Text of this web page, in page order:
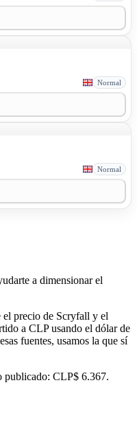
Normal
Normal
a dimensionar el
precio de Scryfall y el
a CLP usando el dólar de
fuentes, usamos la que sí
publicado: CLP$ 6.367.